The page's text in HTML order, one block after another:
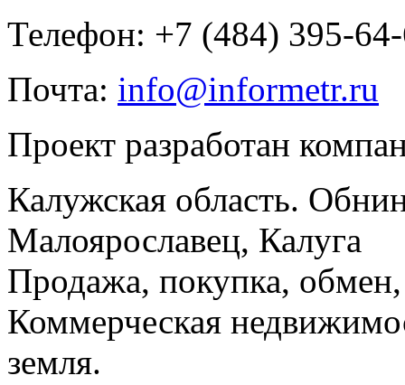
Телефон: +7 (484) 395-
Почта: info@informetr.ru
Проект разработан
Калужская область.
Малоярославец, Калуга
Продажа, покупка, обмен,
Коммерческая
земля.